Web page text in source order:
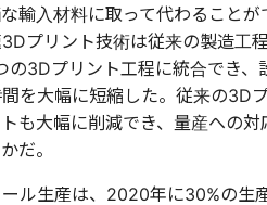
輸入材料に取って代わることが
プリント技術は従来の製造工
の3Dプリント工程に統合でき、
を大幅に短縮した。従来の3D
も大幅に削減でき、量産への対
だ。
ル生産は、2020年に30%の生